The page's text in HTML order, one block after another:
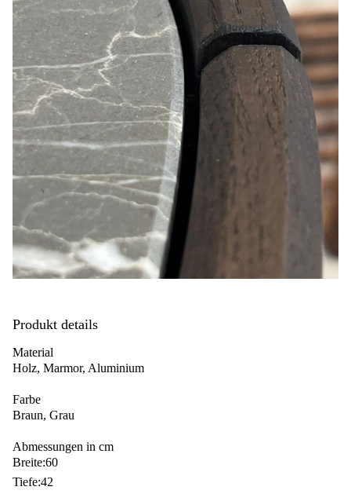
Produkt details
Material
Holz, Marmor, Aluminium
Farbe
Braun, Grau
Abmessungen in cm
Breite:60
Tiefe:42